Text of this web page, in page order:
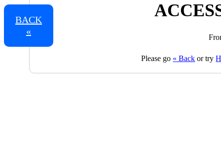
BACK
«
Please go « Back or try